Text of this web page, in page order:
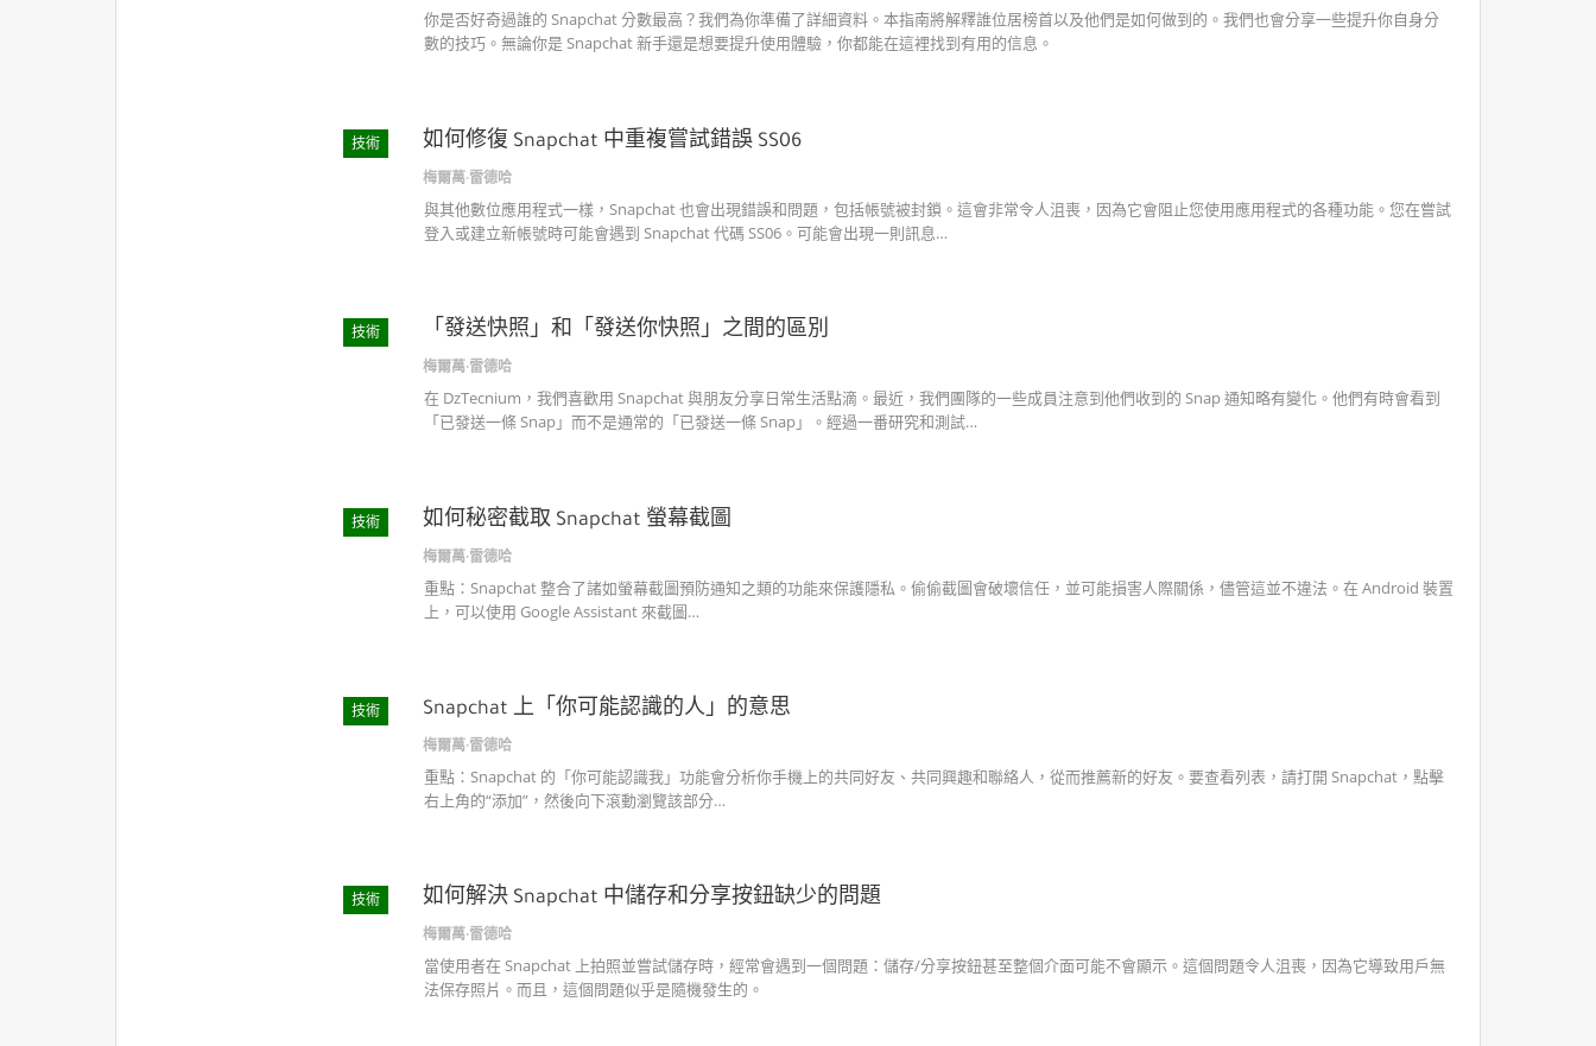
你是否好奇過誰的 Snapchat 分數最高？我們為你準備了詳細資料。本指南將解釋誰位居榜首以及他們是如何做到的。我們也會分享一些提升你自身分
數的技巧。無論你是 Snapchat 新手還是想要提升使用體驗，你都能在這裡找到有用的信息。
技術 如何修復 Snapchat 中重複嘗試錯誤 SS06
梅爾萬·雷德哈
與其他數位應用程式一樣，Snapchat 也會出現錯誤和問題，包括帳號被封鎖。這會非常令人沮喪，因為它會阻止您使用應用程式的各種功能。您在嘗試
登入或建立新帳號時可能會遇到 Snapchat 代碼 SS06。可能會出現一則訊息…
技術 「發送快照」和「發送你快照」之間的區別
梅爾萬·雷德哈
在 DzTecnium，我們喜歡用 Snapchat 與朋友分享日常生活點滴。最近，我們團隊的一些成員注意到他們收到的 Snap 通知略有變化。他們有時會看到
「已發送一條 Snap」而不是通常的「已發送一條 Snap」。經過一番研究和測試…
技術 如何秘密截取 Snapchat 螢幕截圖
梅爾萬·雷德哈
重點：Snapchat 整合了諸如螢幕截圖預防通知之類的功能來保護隱私。偷偷截圖會破壞信任，並可能損害人際關係，儘管這並不違法。在 Android 裝置
上，可以使用 Google Assistant 來截圖…
技術 Snapchat 上「你可能認識的人」的意思
梅爾萬·雷德哈
重點：Snapchat 的「你可能認識我」功能會分析你手機上的共同好友、共同興趣和聯絡人，從而推薦新的好友。要查看列表，請打開 Snapchat，點擊
右上角的“添加”，然後向下滾動瀏覽該部分…
技術 如何解決 Snapchat 中儲存和分享按鈕缺少的問題
梅爾萬·雷德哈
當使用者在 Snapchat 上拍照並嘗試儲存時，經常會遇到一個問題：儲存/分享按鈕甚至整個介面可能不會顯示。這個問題令人沮喪，因為它導致用戶無
法保存照片。而且，這個問題似乎是隨機發生的。